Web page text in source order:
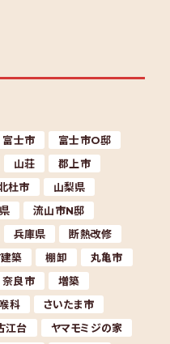
富士市
富士市O邸
山荘
郡上市
杜市
山梨県
流山市N邸
兵庫県
断熱改修
築 棚卸
丸亀市
奈良市
増築
科
さいたま市
江台
ヤマモミジの家